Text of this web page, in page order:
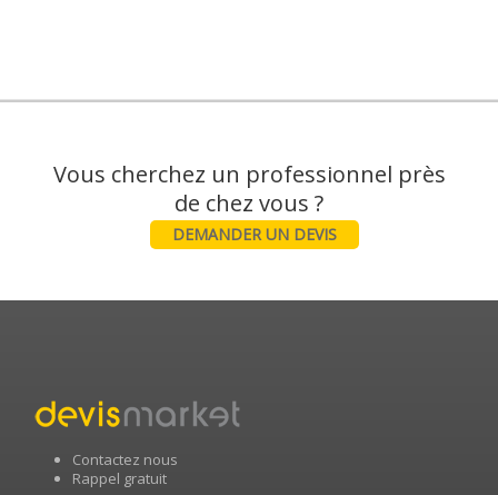
Vous cherchez un professionnel près
DEMANDER UN DEVIS
Contactez nous
Rappel gratuit